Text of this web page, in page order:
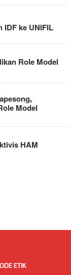
IDF ke UNIFIL
Role Model
Model
HAM
ETIK